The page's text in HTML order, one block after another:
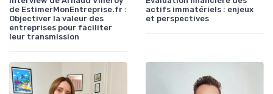
de EstimerMonEntreprise.fr :
Objectiver la valeur des
entreprises pour faciliter
leur transmission
actifs immatériels : enjeux
et perspectives